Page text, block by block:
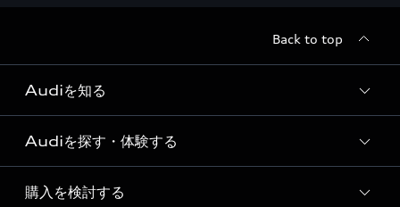
Back to top
Audiを知る
Audi ブランド
Story of Progress
Audiを探す・体験する
ディーラー検索
購入を検討する